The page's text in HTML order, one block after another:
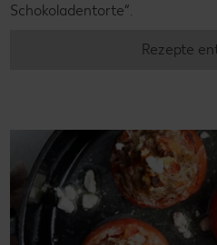
Schokoladentorte“.
Rezepte